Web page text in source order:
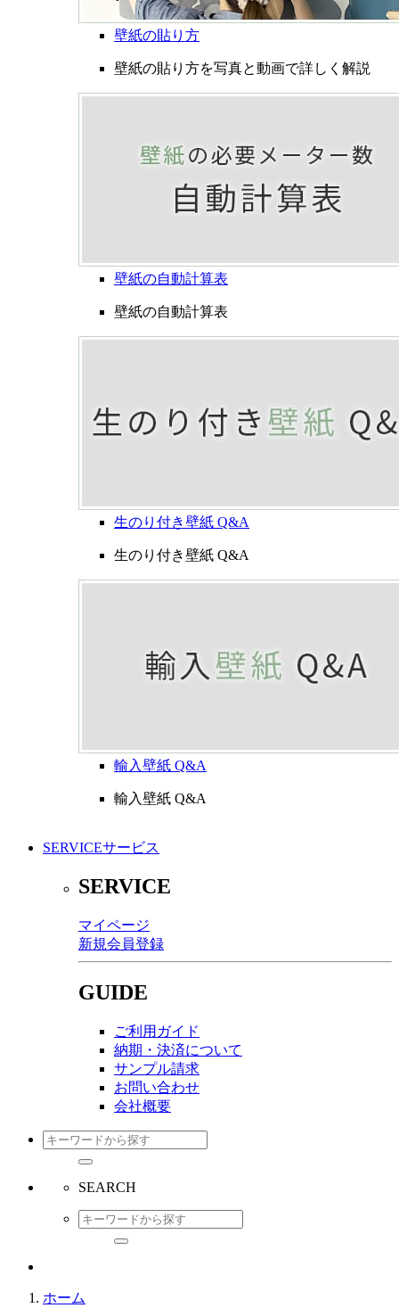
壁紙の貼り方
壁紙の貼り方を写真と動画で詳しく解説
壁紙の自動計算表
壁紙の自動計算表
生のり付き壁紙 Q&A
生のり付き壁紙 Q&A
輸入壁紙 Q&A
輸入壁紙 Q&A
SERVICEサービス
SERVICE
マイページ
新規会員登録
GUIDE
ご利用ガイド
納期・決済について
サンプル請求
お問い合わせ
会社概要
SEARCH
ホーム